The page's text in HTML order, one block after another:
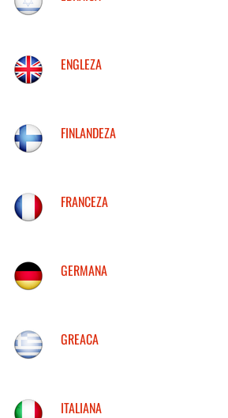
ENGLEZA
FINLANDEZA
FRANCEZA
GERMANA
GREACA
ITALIANA